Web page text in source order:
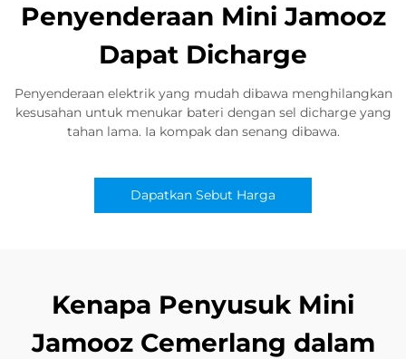
Penyenderaan Mini Jamooz
Dapat Dicharge
Penyenderaan elektrik yang mudah dibawa menghilangkan
kesusahan untuk menukar bateri dengan sel dicharge yang
tahan lama. Ia kompak dan senang dibawa.
Dapatkan Sebut Harga
Kenapa Penyusuk Mini
Jamooz Cemerlang dalam